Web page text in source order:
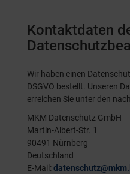
Kontaktdaten
Wir haben einen
DSGVO bestellt. Unseren
erreichen Sie unter den
MKM Datenschutz GmbH
Martin-Albert-Str. 1
90491 Nürnberg
Deutschland
E-Mail: